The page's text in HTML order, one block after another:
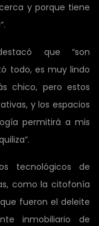
y porque tiene
que “son
todo, es muy lindo
chico, pero estos
y los espacios
permitirá a mis
tecnológicos de
como la citofonía
fueron el deleite
inmobiliario de